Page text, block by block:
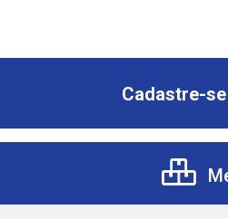
Cadastre-